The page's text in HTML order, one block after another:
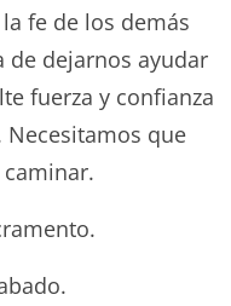
fe de los demás
de dejarnos ayudar
fuerza y confianza
que
y Alabado.